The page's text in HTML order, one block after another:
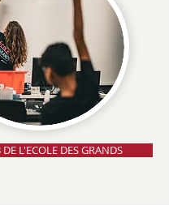
DE L'ECOLE DES GRANDS